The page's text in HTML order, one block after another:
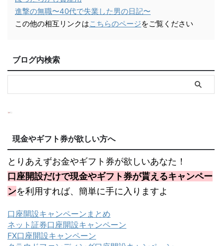
進撃の無職〜40代で失業した男の日記〜
この他の相互リンクはこちらのページをご覧ください
ブログ内検索
現金やギフト券が欲しい方へ
とりあえずお金やギフト券が欲しいあなた！
口座開設だけで現金やギフト券が貰えるキャンペー
ンを利用すれば、簡単に手に入りますよ
口座開設キャンペーンまとめ
ネット証券口座開設キャンペーン
FX口座開設キャンペーン